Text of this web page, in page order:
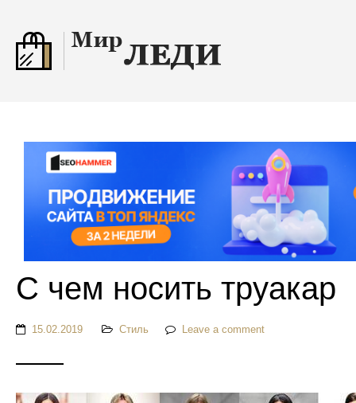
С чем носить труакар
15.02.2019 Стиль Leave a comment